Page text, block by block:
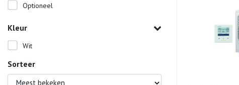
Optioneel
Kleur
Wit
Sorteer